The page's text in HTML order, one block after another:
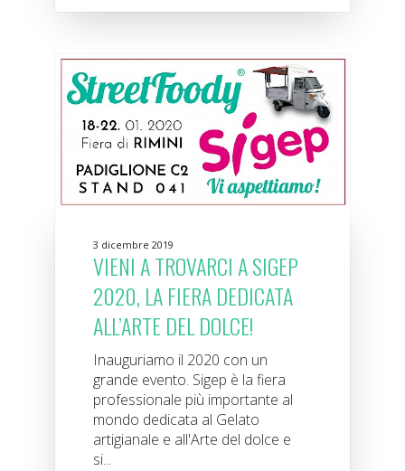
3 dicembre 2019
VIENI A TROVARCI A SIGEP
2020, LA FIERA DEDICATA
ALL’ARTE DEL DOLCE!
Inauguriamo il 2020 con un
grande evento. Sigep è la fiera
professionale più importante al
mondo dedicata al Gelato
artigianale e all'Arte del dolce e
si...